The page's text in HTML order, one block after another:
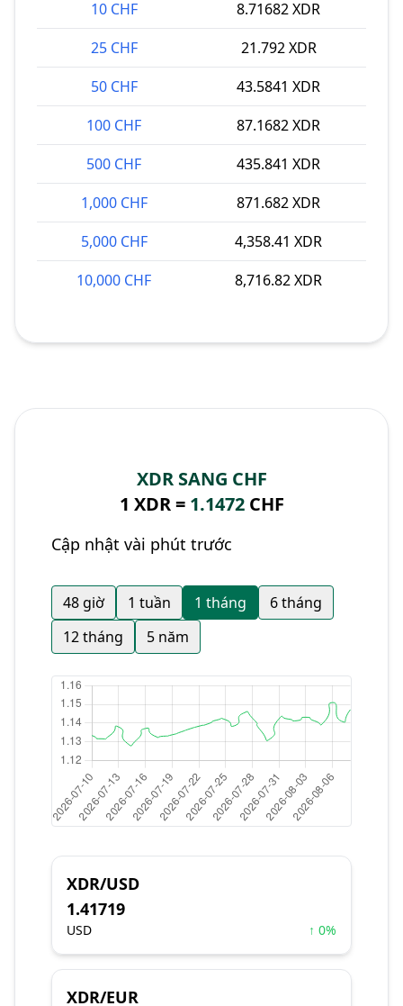
10 CHF
8.71682 XDR
25 CHF
21.792 XDR
50 CHF
43.5841 XDR
100 CHF
87.1682 XDR
500 CHF
435.841 XDR
1,000 CHF
871.682 XDR
5,000 CHF
4,358.41 XDR
10,000 CHF
8,716.82 XDR
XDR SANG CHF
1 XDR = 1.1472CHF
Cập nhật vài phút trước
48 giờ 1 tuần 1 tháng
6 tháng
12 tháng
5 năm
XDR/USD
1.41719
USD ↑ 0%
XDR/EUR